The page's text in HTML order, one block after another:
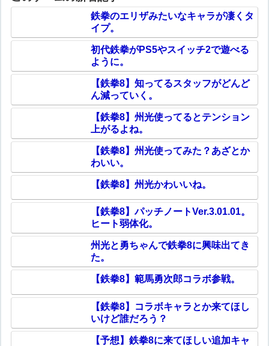
鉄拳のエリザみたいなキャラが凄くタ
イプ。
初代鉄拳がPS5やスイッチ2で遊べる
ように。
【鉄拳8】知ってるスタッフがどんど
ん減っていく。
【鉄拳8】州光使ってるとテンション
上がるよね。
【鉄拳8】州光使ってみた？あざとか
わいい。
【鉄拳8】州光かわいいね。
【鉄拳8】パッチノートVer.3.01.01。
ヒート弱体化。
州光と勇ちゃんで鉄拳8に興味出てき
た。
【鉄拳8】範馬勇次郎コラボ参戦。
【鉄拳8】コラボキャラとか来てほし
いけど誰だろう？
【予想】鉄拳8に来てほしい追加キャ